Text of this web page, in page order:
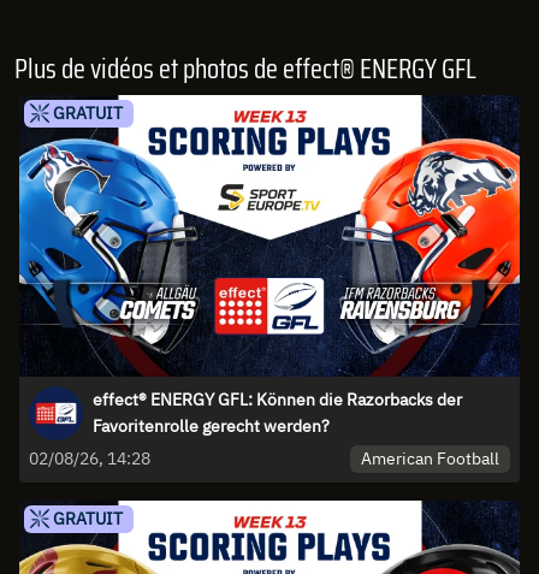
Plus de vidéos et photos de effect® ENERGY GFL
GRATUIT
effect® ENERGY GFL: Können die Razorbacks der
Favoritenrolle gerecht werden?
02/08/26, 14:28
American Football
GRATUIT